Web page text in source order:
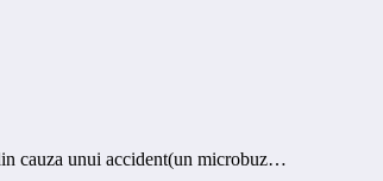
cauza unui accident(un microbuz…